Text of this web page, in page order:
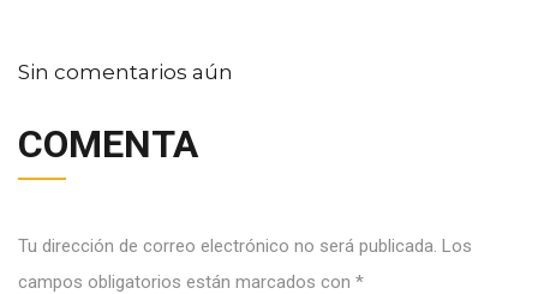
Sin comentarios aún
COMENTA
Tu dirección de correo electrónico no será publicada. Los
campos obligatorios están marcados con *